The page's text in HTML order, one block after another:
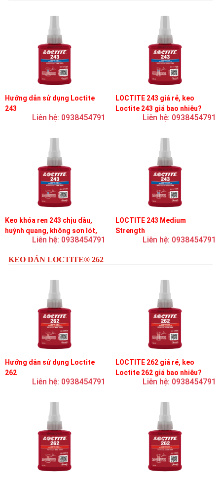
Hướng dẫn sử dụng Loctite
243
Liên hệ: 0938454791
LOCTITE 243 giá rẻ, keo
Loctite 243 giá bao nhiêu?
Liên hệ: 0938454791
Keo khóa ren 243 chịu dầu,
huỳnh quang, không sơn lót,
dễ tháo rời, độ bền trung bình
Liên hệ: 0938454791
LOCTITE 243 Medium
Strength
Liên hệ: 0938454791
KEO DÁN LOCTITE® 262
Hướng dẫn sử dụng Loctite
262
Liên hệ: 0938454791
LOCTITE 262 giá rẻ, keo
Loctite 262 giá bao nhiêu?
Liên hệ: 0938454791